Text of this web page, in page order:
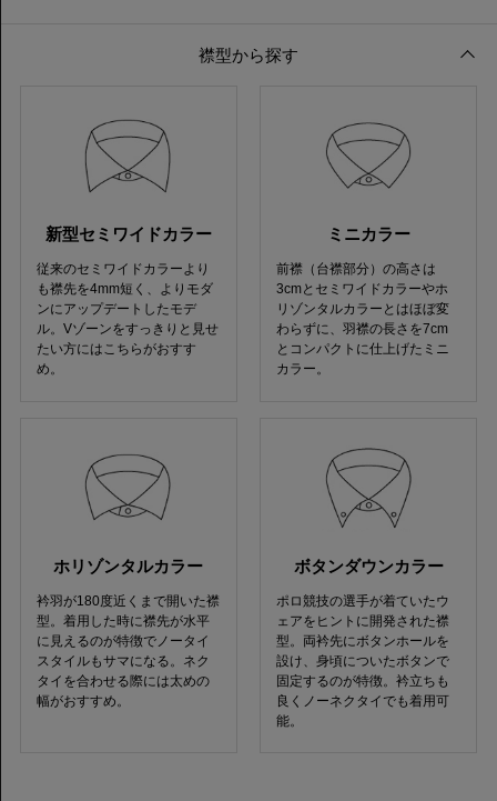
襟型から探す
新型セミワイドカラー
従来のセミワイドカラーより
も襟先を4mm短く、よりモダ
ンにアップデートしたモデ
ル。Vゾーンをすっきりと見せ
たい方にはこちらがおすす
め。
ミニカラー
前襟（台襟部分）の高さは
3cmとセミワイドカラーやホ
リゾンタルカラーとはほぼ変
わらずに、羽襟の長さを7cm
とコンパクトに仕上げたミニ
カラー。
ホリゾンタルカラー
衿羽が180度近くまで開いた襟
型。着用した時に襟先が水平
に見えるのが特徴でノータイ
スタイルもサマになる。ネク
タイを合わせる際には太めの
幅がおすすめ。
ボタンダウンカラー
ポロ競技の選手が着ていたウ
ェアをヒントに開発された襟
型。両衿先にボタンホールを
設け、身頃についたボタンで
固定するのが特徴。衿立ちも
良くノーネクタイでも着用可
能。